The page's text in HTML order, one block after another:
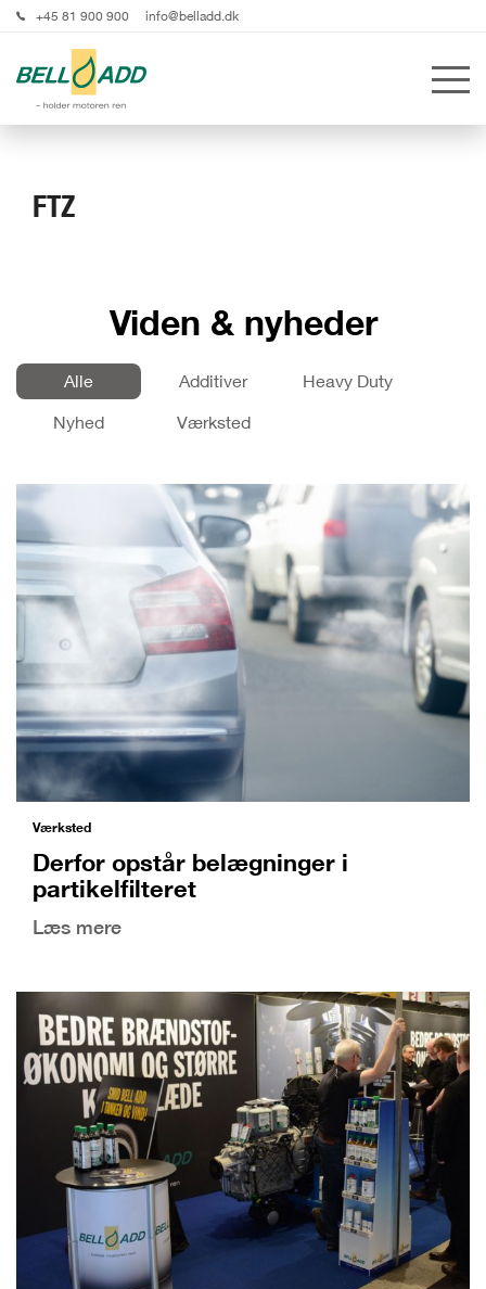
+45 81 900 900 info@belladd.dk
FTZ
Viden & nyheder
Alle Additiver
Heavy Duty
Nyhed
Værksted
Værksted
Derfor opstår belægninger i
partikelfilteret
Læs mere